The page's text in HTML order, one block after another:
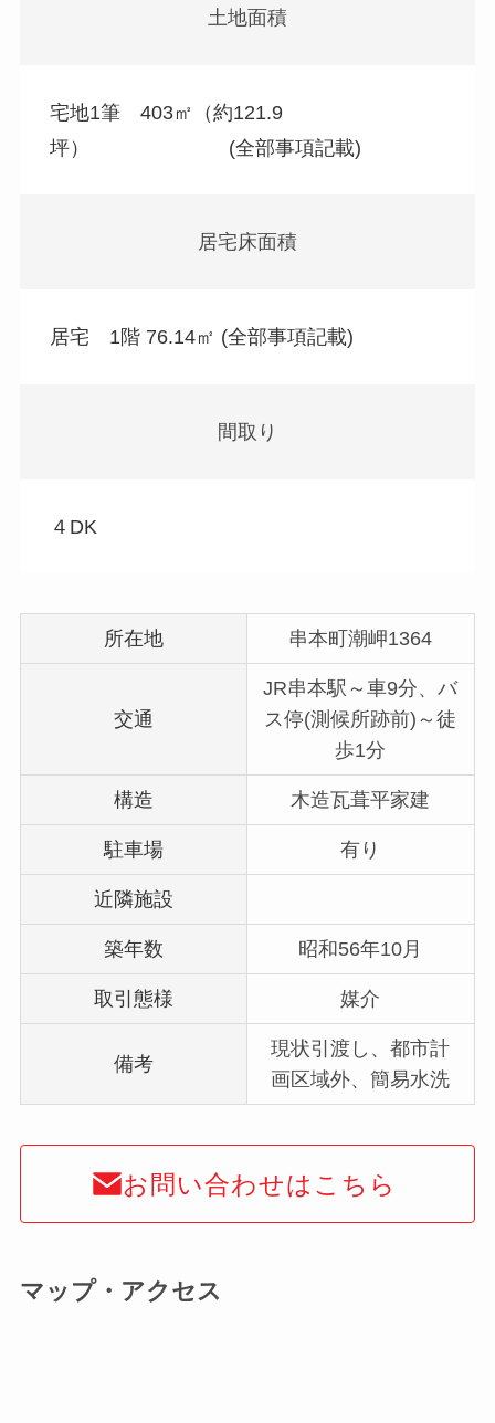
土地面積
宅地1筆 403㎡（約121.9
坪） (全部事項記載)
居宅床面積
居宅 1階 76.14㎡ (全部事項記載)
間取り
４DK
所在地 串本町潮岬1364
交通
JR串本駅～車9分、バ
ス停(測候所跡前)～徒
歩1分
構造 木造瓦葺平家建
駐車場 有り
近隣施設
築年数 昭和56年10月
取引態様 媒介
備考
現状引渡し、都市計
画区域外、簡易水洗
お問い合わせはこちら
マップ・アクセス